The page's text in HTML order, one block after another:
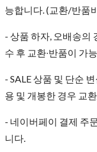
능합니다. (교환/반품
- 상품 하자, 오배송의
수 후 교환∙반품이 가
- SALE 상품 및 단순
용 및 개봉한 경우 교
- 네이버페이 결제 주
니다.